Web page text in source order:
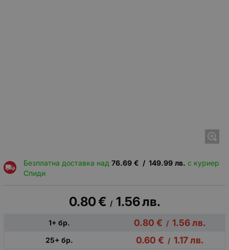
Безплатна доставка над 76.69 € / 149.99 лв. с куриер
Спиди
0.80€ / 1.56лв.
1+ бр. 0.80 € / 1.56 лв.
25+ бр. 0.60 € / 1.17 лв.